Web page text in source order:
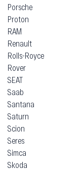
Porsche
Proton
RAM
Renault
Rolls-Royce
Rover
SEAT
Saab
Santana
Saturn
Scion
Seres
Simca
Skoda